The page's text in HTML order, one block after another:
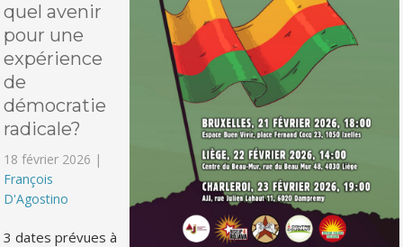
quel avenir
pour une
expérience
de
démocratie
radicale?
18 février 2026 |
François
D'Agostino
3 dates prévues à